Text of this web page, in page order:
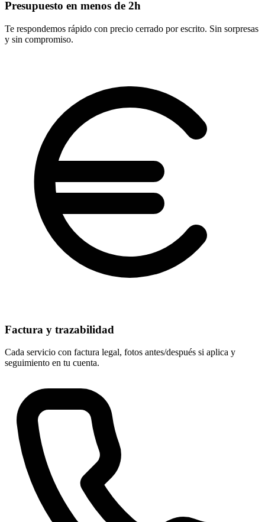
Presupuesto en menos de 2h
Te respondemos rápido con precio cerrado por escrito. Sin sorpresas
y sin compromiso.
Factura y trazabilidad
Cada servicio con factura legal, fotos antes/después si aplica y
seguimiento en tu cuenta.